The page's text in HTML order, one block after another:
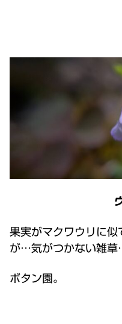
果実がマクワウリに
が…気がつかない
ボタン園。